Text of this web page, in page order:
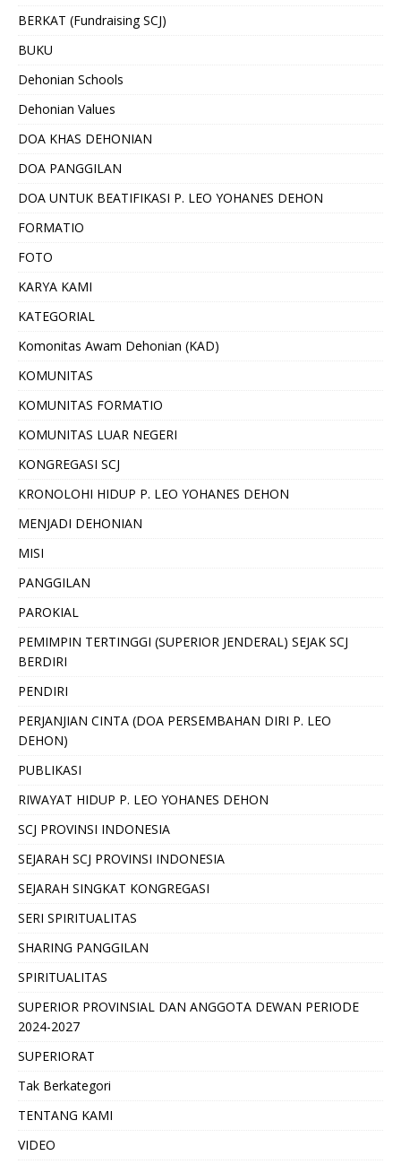
BERKAT (Fundraising SCJ)
BUKU
Dehonian Schools
Dehonian Values
DOA KHAS DEHONIAN
DOA PANGGILAN
DOA UNTUK BEATIFIKASI P. LEO YOHANES DEHON
FORMATIO
FOTO
KARYA KAMI
KATEGORIAL
Komonitas Awam Dehonian (KAD)
KOMUNITAS
KOMUNITAS FORMATIO
KOMUNITAS LUAR NEGERI
KONGREGASI SCJ
KRONOLOHI HIDUP P. LEO YOHANES DEHON
MENJADI DEHONIAN
MISI
PANGGILAN
PAROKIAL
PEMIMPIN TERTINGGI (SUPERIOR JENDERAL) SEJAK SCJ
BERDIRI
PENDIRI
PERJANJIAN CINTA (DOA PERSEMBAHAN DIRI P. LEO
DEHON)
PUBLIKASI
RIWAYAT HIDUP P. LEO YOHANES DEHON
SCJ PROVINSI INDONESIA
SEJARAH SCJ PROVINSI INDONESIA
SEJARAH SINGKAT KONGREGASI
SERI SPIRITUALITAS
SHARING PANGGILAN
SPIRITUALITAS
SUPERIOR PROVINSIAL DAN ANGGOTA DEWAN PERIODE
2024-2027
SUPERIORAT
Tak Berkategori
TENTANG KAMI
VIDEO